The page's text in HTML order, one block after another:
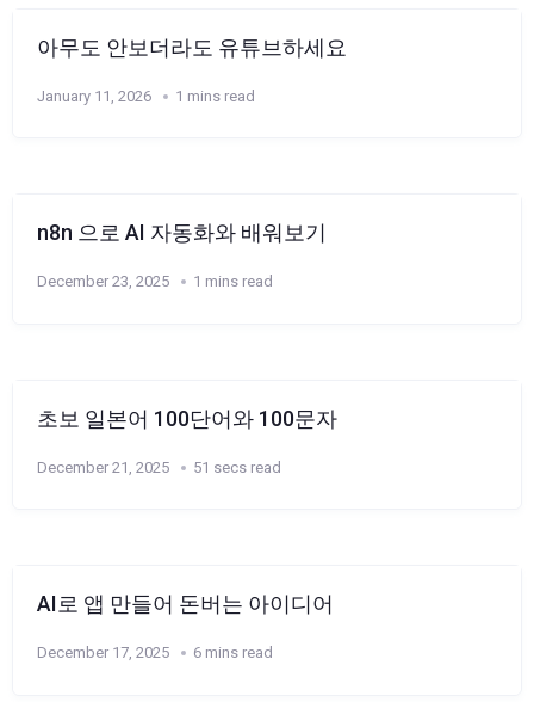
아무도 안보더라도 유튜브하세요
January 11, 2026 1 mins read
n8n 으로 AI 자동화와 배워보기
December 23, 2025 1 mins read
초보 일본어 100단어와 100문자
December 21, 2025 51 secs read
AI로 앱 만들어 돈버는 아이디어
December 17, 2025 6 mins read